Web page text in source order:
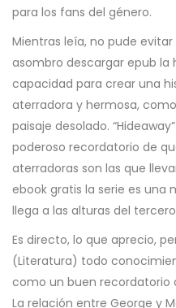
para los fans del género.
Mientras leía, no pude
asombro descargar epub la
capacidad para crear una
aterradora y hermosa,
paisaje desolado.
poderoso recordatorio de
aterradoras son las que
ebook gratis la serie es una
llega a las alturas del
Es directo, lo que aprecio,
(Literatura) todo
como un buen recordatorio
La relación entre George y